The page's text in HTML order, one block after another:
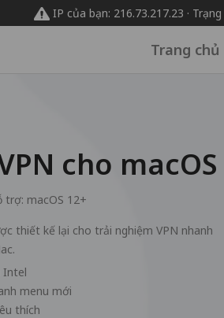
IP của bạn: 216.73.217.23 ·
Trang chủ
cho macOS
trợ: macOS 12+
thiết kế lại cho trải nghiệm VPN nhanh
Intel
menu mới
thích